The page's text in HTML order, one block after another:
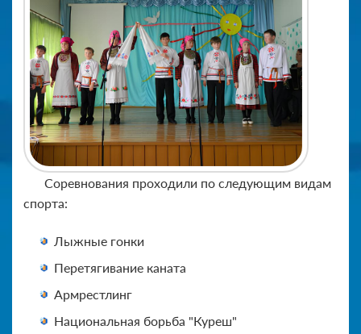
Соревнования проходили по следующим видам
спорта:
Лыжные гонки
Перетягивание каната
Армрестлинг
Национальная борьба "Куреш"